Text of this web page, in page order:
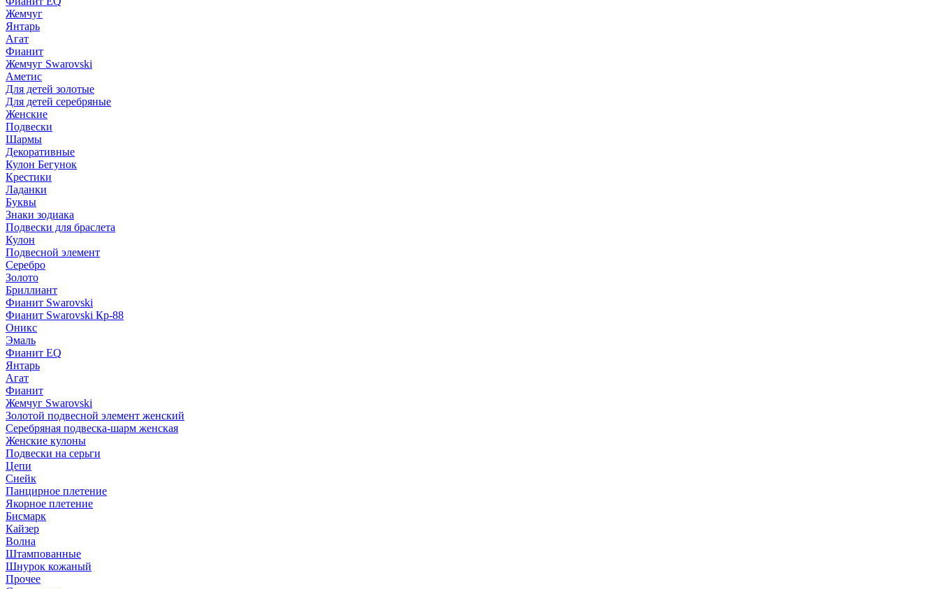
Жемчуг
Янтарь
Агат
Фианит
Жемчуг Swarovski
Аметис
Для детей золотые
Для детей серебряные
Женские
Подвески
Шармы
Декоративные
Кулон Бегунок
Крестики
Ладанки
Буквы
Знаки зодиака
Подвески для браслета
Кулон
Подвесной элемент
Серебро
Золото
Бриллиант
Фианит Swarovski
Фианит Swarovski Кр-88
Оникс
Эмаль
Фианит EQ
Янтарь
Агат
Фианит
Жемчуг Swarovski
Золотой подвесной элемент женcкий
Серебряная подвеска-шарм женская
Женские кулоны
Подвески на серьги
Цепи
Снейк
Панцирное плетение
Якорное плетение
Бисмарк
Кайзер
Волна
Штампованные
Шнурок кожаный
Прочее